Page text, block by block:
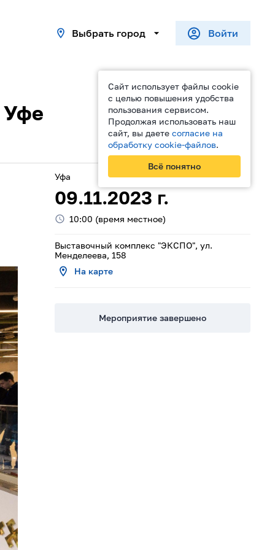
Выбрать город Войти
Сайт использует файлы cookie
с целью повышения удобства
пользования сервисом.
Продолжая использовать наш
сайт, вы даете согласие на
обработку cookie-файлов.
Всё понятно
Уфе
Поделиться
Уфа
09.11.2023 г.
10:00 (время местное)
Выставочный комплекс "ЭКСПО", ул.
Менделеева, 158
На карте
Мероприятие завершено